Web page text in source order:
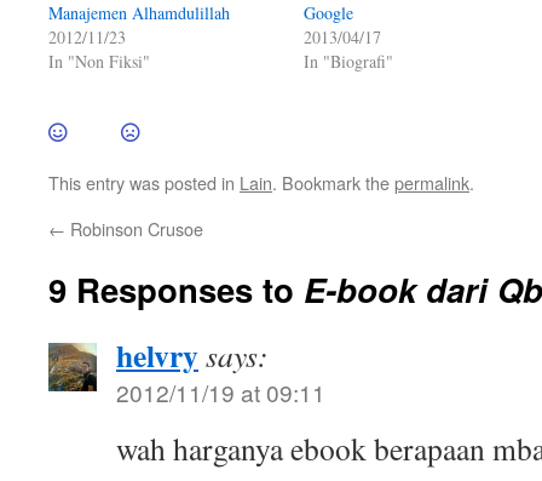
Manajemen Alhamdulillah
2012/11/23
In "Non Fiksi"
Google
2013/04/17
In "Biografi"
This entry was posted in Lain. Bookmark thepermalink.
← Robinson Crusoe
9 Responses to E-book dari
helvrysays:
2012/11/19 at 09:11
wah harganya ebook berapaan